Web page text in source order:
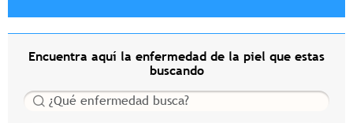
Encuentra aquí la enfermedad de la piel que estas
buscando
Buscar